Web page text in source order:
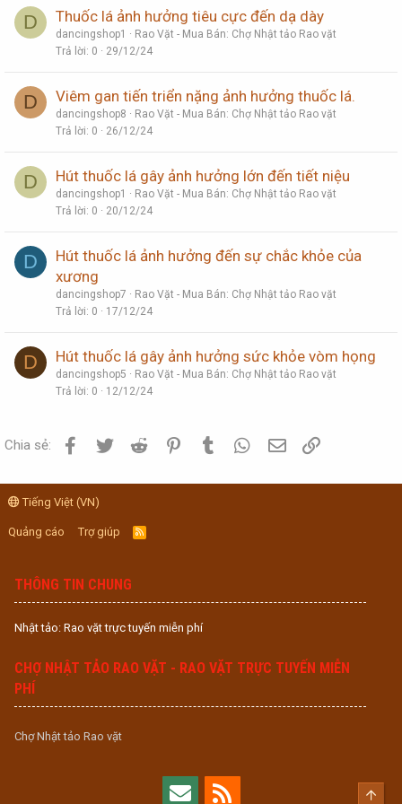
D Thuốc lá ảnh hưởng tiêu cực đến dạ dày
dancingshop1
Rao Vặt - Mua Bán: Chợ Nhật tảo Rao vặt
Trả lời 0 29/12/24
D Viêm gan tiến triển nặng ảnh hưởng thuốc lá.
dancingshop8
Rao Vặt - Mua Bán: Chợ Nhật tảo Rao vặt
Trả lời 0 26/12/24
D Hút thuốc lá gây ảnh hưởng lớn đến tiết niệu
dancingshop1
Rao Vặt - Mua Bán: Chợ Nhật tảo Rao vặt
Trả lời 0 20/12/24
D
Hút thuốc lá ảnh hưởng đến sự chắc khỏe của
xương
dancingshop7
Rao Vặt - Mua Bán: Chợ Nhật tảo Rao vặt
Trả lời 0 17/12/24
D Hút thuốc lá gây ảnh hưởng sức khỏe vòm họng
dancingshop5
Rao Vặt - Mua Bán: Chợ Nhật tảo Rao vặt
Trả lời 0 12/12/24
Chia sẻ: Facebook
Twitter Reddit PinterestTumblr WhatsApp
Email
Tiếng Việt (VN)
Quảng cáo Trợ giúp
R
S
THÔNG TIN CHUNG
Nhật tảo: Rao vặt trực tuyến miễn phí
CHỢ NHẬT TẢO RAO VẶT - RAO VẶT TRỰC TUYẾN MIỄN
PHÍ
Chợ Nhật tảo Rao vặt
Top